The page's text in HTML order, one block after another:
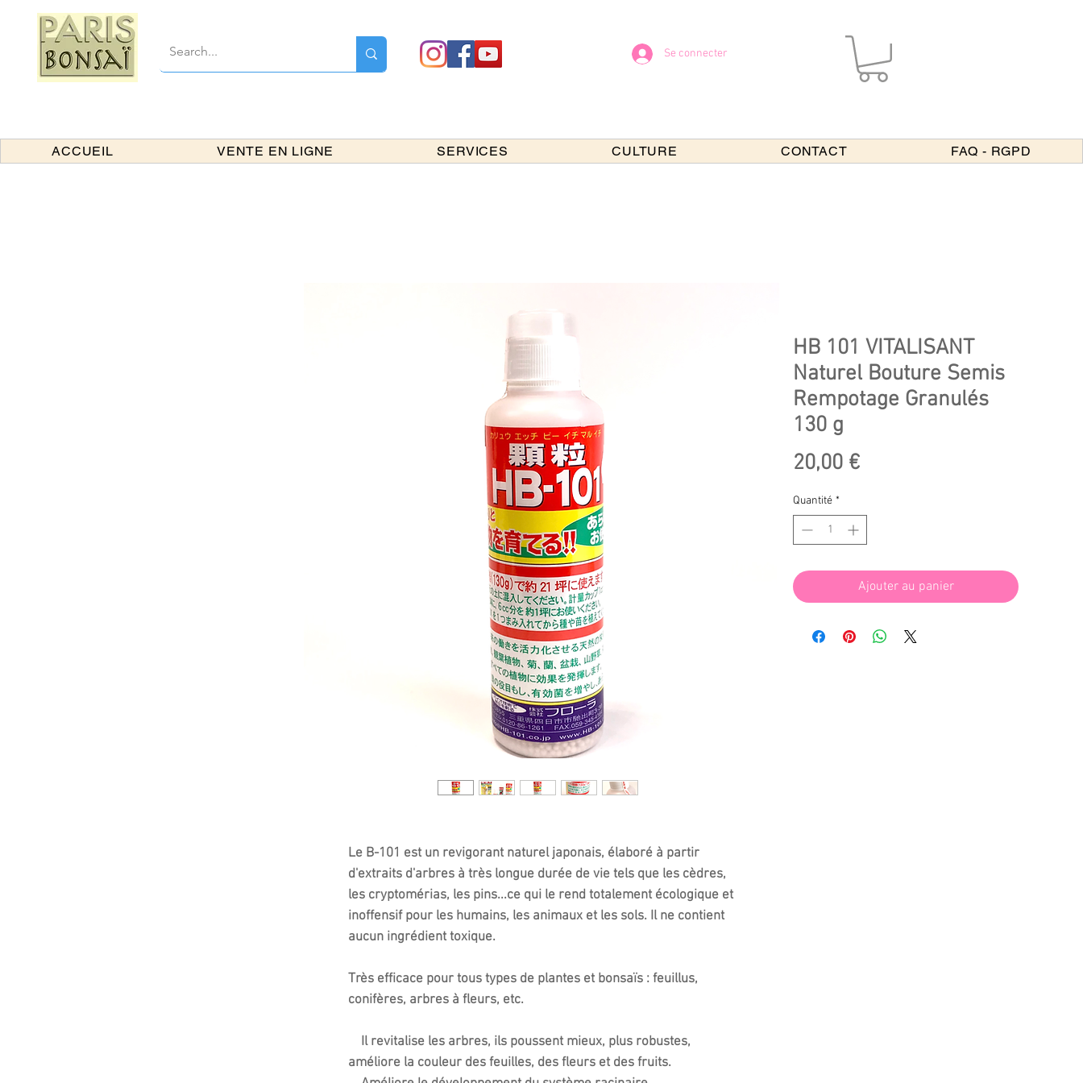
Se connecter
ACCUEIL VENTE EN LIGNE SERVICES CULTURE CONTACT FAQ - RGPD
HB 101 VITALISANT
Naturel Bouture Semis
Rempotage Granulés
130 g
20,00 €Prix
Quantité *
Ajouter au panier
Le B-101 est un revigorant naturel japonais, élaboré à partir
d'extraits d'arbres à très longue durée de vie tels que les cèdres,
les cryptomérias, les pins...ce qui le rend totalement écologique et
inoffensif pour les humains, les animaux et les sols. Il ne contient
aucun ingrédient toxique.
Très efficace pour tous types de plantes et bonsaïs : feuillus,
conifères, arbres à fleurs, etc.
Il revitalise les arbres, ils poussent mieux, plus robustes,
améliore la couleur des feuilles, des fleurs et des fruits.